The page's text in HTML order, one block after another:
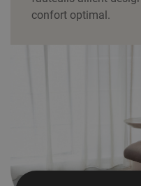
confort optimal.